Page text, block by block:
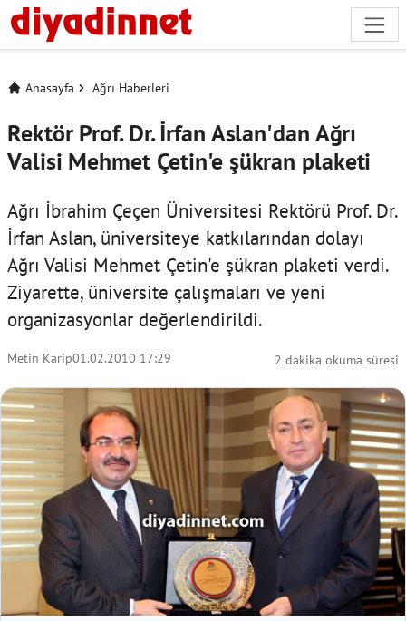
Anasayfa Ağrı Haberleri
Rektör Prof. Dr. İrfan Aslan'dan Ağrı
Valisi Mehmet Çetin'e şükran plaketi
Ağrı İbrahim Çeçen Üniversitesi Rektörü Prof. Dr.
İrfan Aslan, üniversiteye katkılarından dolayı
Ağrı Valisi Mehmet Çetin'e şükran plaketi verdi.
Ziyarette, üniversite çalışmaları ve yeni
organizasyonlar değerlendirildi.
Metin Karip01.02.2010 17:29 2 dakika okuma süresi